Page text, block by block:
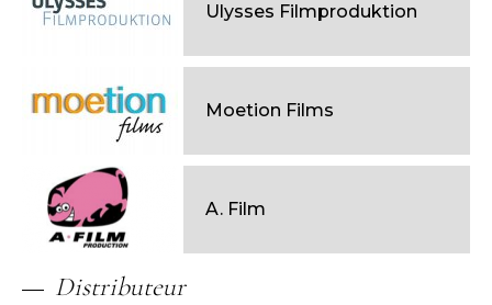
Ulysses Filmproduktion
Moetion Films
A. Film
Distributeur